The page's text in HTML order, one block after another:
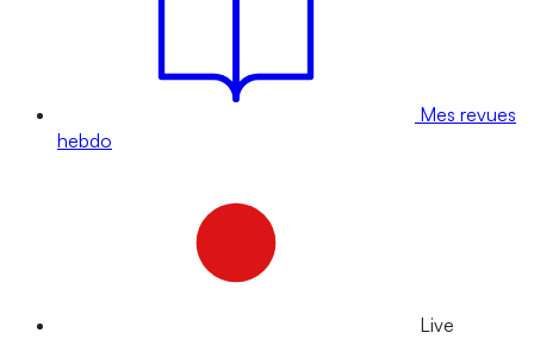
Mes revues
hebdo
Live